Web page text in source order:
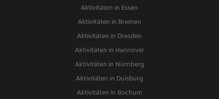
Aktivitäten in Essen
Aktivitäten in Bremen
Aktivitäten in Dresden
Aktivitäten in Hannover
Aktivitäten in Nürnberg
Aktivitäten in Duisburg
Aktivitäten in Bochum